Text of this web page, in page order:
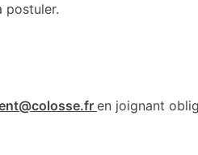
postuler.
en joignant